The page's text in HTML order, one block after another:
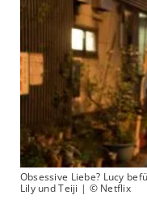
Obsessive Liebe? Lucy
Lily und Teiji | © Netflix